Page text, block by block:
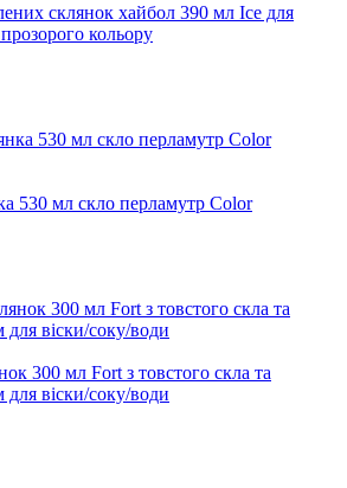
склянок хайбол 390 мл Ice для
кольору
530 мл скло перламутр Color
300 мл Fort з товстого скла та
віски/соку/води